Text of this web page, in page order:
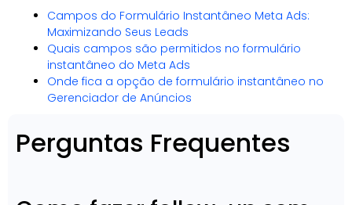
Campos do Formulário Instantâneo Meta Ads:
Maximizando Seus Leads
Quais campos são permitidos no formulário
instantâneo do Meta Ads
Onde fica a opção de formulário instantâneo no
Gerenciador de Anúncios
Perguntas Frequentes